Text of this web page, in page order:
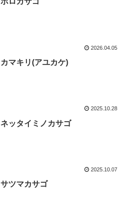
2026.04.05
カマキリ(アユカケ)
2025.10.28
ネッタイミノカサゴ
2025.10.07
サツマカサゴ